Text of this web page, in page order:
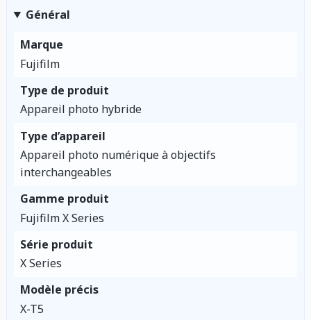
Général
Marque
Fujifilm
Type de produit
Appareil photo hybride
Type d’appareil
Appareil photo numérique à objectifs
interchangeables
Gamme produit
Fujifilm X Series
Série produit
X Series
Modèle précis
X-T5